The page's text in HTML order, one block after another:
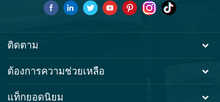
ติดตาม
ต้องการความช่วยเหลือ
แท็กยอดนิยม